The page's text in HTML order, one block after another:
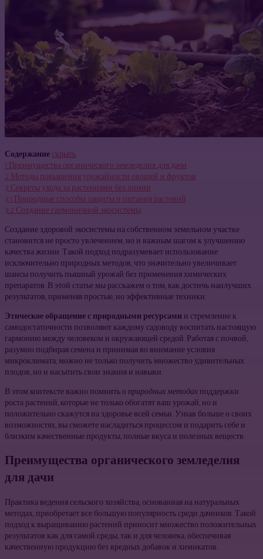
Содержаниескрыть
1Преимущества органического земледелия для дачи
2Методы повышения урожайности овощей и фруктов
3Секреты ухода за растениями без химии
3.1Природные способы защиты и питания растений
3.2Создание гармоничной экосистемы
Создание здоровой экосистемы на собственном земельном участке
становится не просто увлечением, но и важным шагом к улучшению
качества жизни. Такой подход подразумевает использование
исключительно природных методов, что значительно увеличивает
шансы получить пышный урожай без применения химических
препаратов. В этой статье мы расскажем о том, как достичь наилучших
результатов, применяя простые, но эффективные техники.
Этическое обращение с природными ресурсами и стремление к
самодостаточности позволяют каждому садоводу воспитать настоящую
гармонию между человеком и окружающей средой. Работая с почвой,
разумно подбирая семена и принимая во внимание условия
микроклимата, можно не только получить множество удивительных
плодов, но и насытить свои знания и навыки.
В этом контексте важно помнить о природных методахподдержки
роста растений, которые не только обогатят ваш урожай, но и
положительно скажутся на здоровье всей семьи. Узнав больше о своих
возможностях, вы сможете насладиться процессом и подарить себе и
близким качественные продукты, полные вкуса и полезных веществ.
Преимущества органического земледелия
для дачи
Практика ведения сельского хозяйства, основанная на натуральных
методах, приобретает все большую популярность среди дачников. Такой
подход к выращиванию растений приносит множество положительных
результатов как для самой среды, так и для человека, обеспечивая
качественную продукцию без вредных добавок и химикатов.